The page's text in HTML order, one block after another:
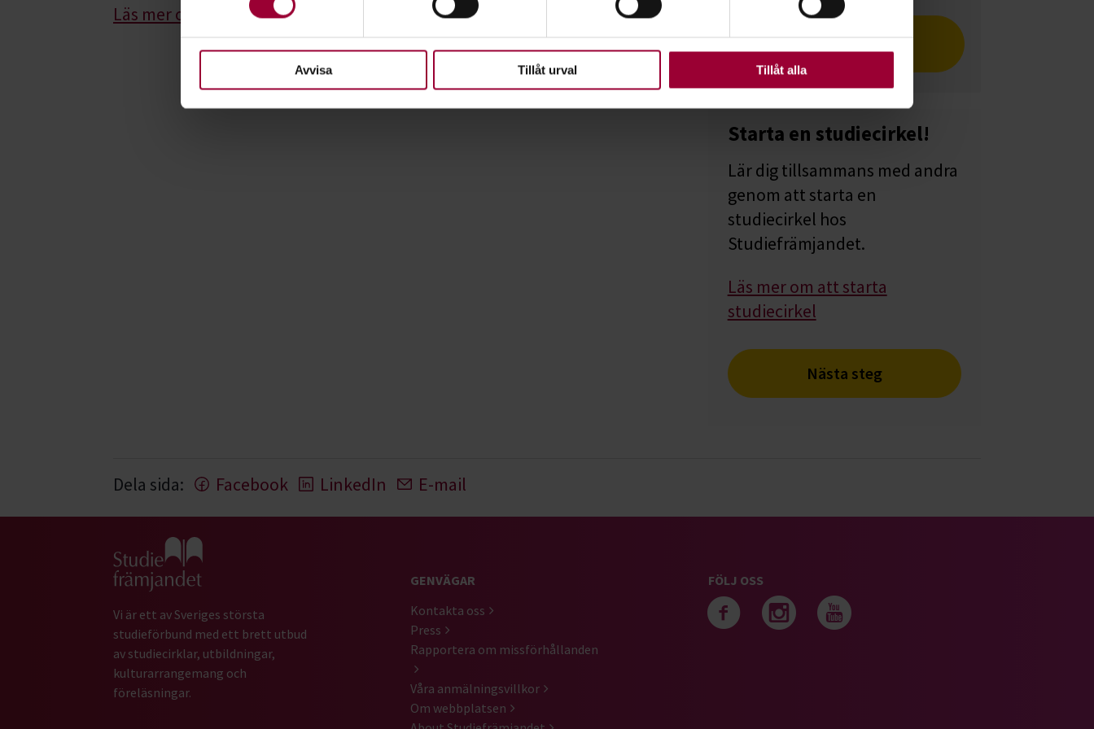
För att du ska få en så bra upplevelse som möjligt använder vi kakor (cookies) på vår webbplats. Vissa kakor är
Avvisa Tillåt urval Tillåt alla
Läs mer om vårt jämställdhetsarbete inom musiken här!
Läs om Ida i tidningen
Cirkeln
Starta en studiecirkel!
Lär dig tillsammans med andra
genom att starta en
studiecirkel hos
Studiefrämjandet.
Läs mer om att starta
studiecirkel
Nästa steg
Dela sida: Facebook LinkedIn E-mail
Gå till studiefrämjandets startsida
Vi är ett av Sveriges största
studieförbund med ett brett utbud
av studiecirklar, utbildningar,
kulturarrangemang och
föreläsningar.
GENVÄGAR
Kontakta oss
Press
Rapportera om missförhållanden
Våra anmälningsvillkor
Om webbplatsen
FÖLJ OSS
Följ oss på facebook
Följ oss på instagram
Följ oss på youtube